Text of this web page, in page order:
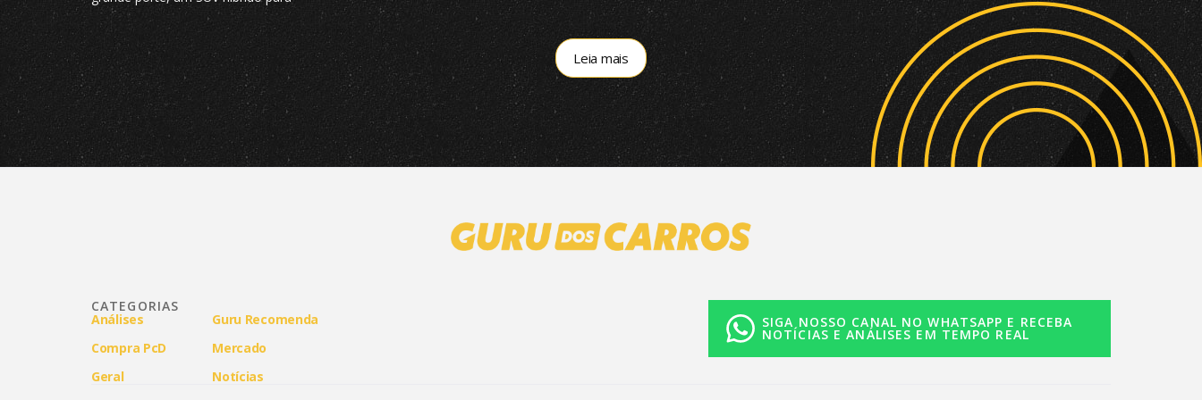
rivalizar e modelo pequeno semelhante
ao Suzuki Jimny
fixado em R$ 200 mil embreagem
Leia mais
CATEGORIAS
Análises
Compra PcD
Geral
Guru Recomenda
Mercado
Notícias
SIGA NOSSO CANAL NO WHATSAPP E RECEBA
NOTÍCIAS E ANÁLISES EM TEMPO REAL